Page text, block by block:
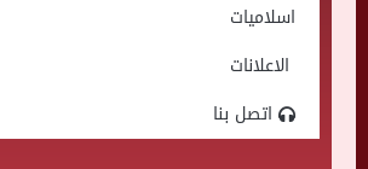
اسلاميات
الاعلانات
اتصل بنا